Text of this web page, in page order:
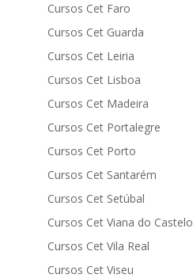
Cursos Cet Faro
Cursos Cet Guarda
Cursos Cet Leiria
Cursos Cet Lisboa
Cursos Cet Madeira
Cursos Cet Portalegre
Cursos Cet Porto
Cursos Cet Santarém
Cursos Cet Setúbal
Cursos Cet Viana do Castelo
Cursos Cet Vila Real
Cursos Cet Viseu